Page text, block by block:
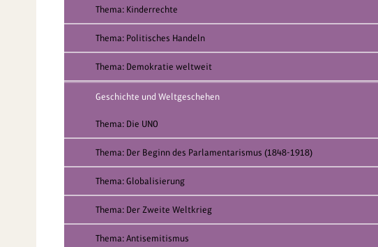
Thema: Kinderrechte
Thema: Politisches Handeln
Thema: Demokratie weltweit
Geschichte und Weltgeschehen
Thema: Die UNO
Thema: Der Beginn des Parlamentarismus (1848-1918)
Thema: Globalisierung
Thema: Der Zweite Weltkrieg
Thema: Antisemitismus